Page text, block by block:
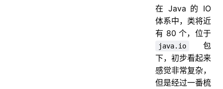
在 Java 的 IO
体系中，类将近
有 80 个，位于
java.io
包
下，初步看起来
感觉非常复杂，
但是经过一番梳